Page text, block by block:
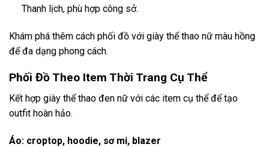
Thanh lịch, phù hợp công sở.
Khám phá thêm cách phối đồ với giày thể thao nữ màu hồng
để đa dạng phong cách.
Phối Đồ Theo Item Thời Trang Cụ Thể
Kết hợp giày thể thao đen nữ với các item cụ thể để tạo
outfit hoàn hảo.
Áo: croptop, hoodie, sơ mi, blazer